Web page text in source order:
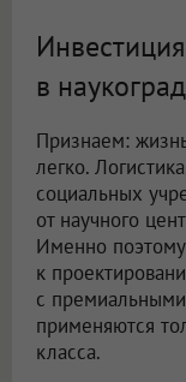
в
Признаем:
легко.
социальных
от научного
Именно
к
с
применяются
класса.